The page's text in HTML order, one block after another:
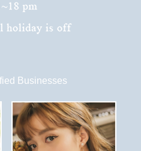
Businesses